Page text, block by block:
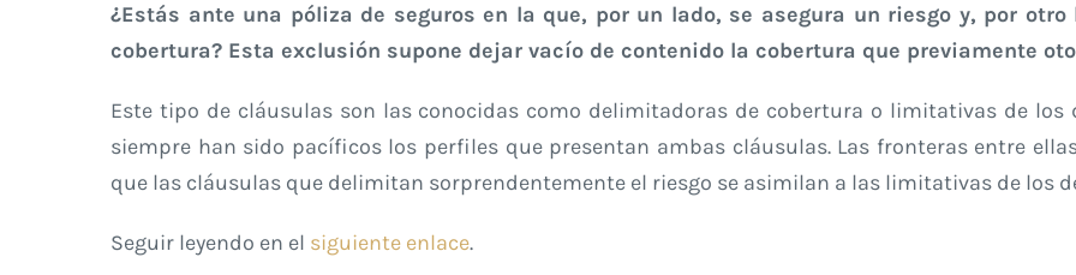
¿Estás ante una póliza de seguros en la que, por un lado, se asegura un riesgo y, por
cobertura? Esta exclusión supone dejar vacío de contenido la cobertura que previamente
Este tipo de cláusulas son las conocidas como delimitadoras de cobertura o limitativas de los
siempre han sido pacíficos los perfiles que presentan ambas cláusulas. Las fronteras entre
que las cláusulas que delimitan sorprendentemente el riesgo se asimilan a las limitativas de los
Seguir leyendo en el siguiente enlace.